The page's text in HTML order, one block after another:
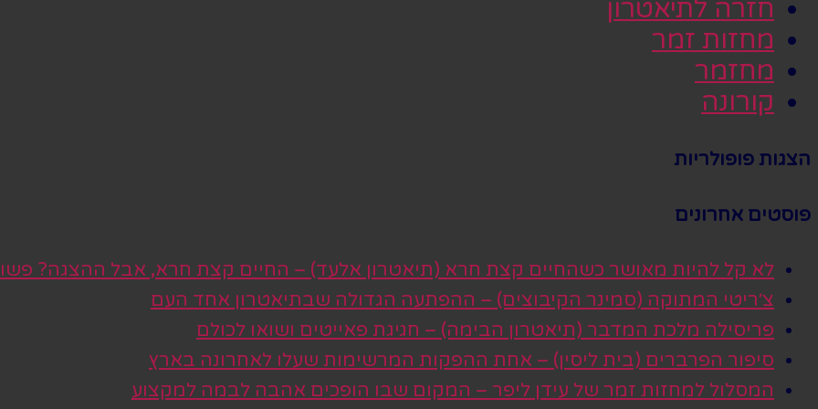
חזרה לתיאטרון
מחזות זמר
מחזמר
קורונה
הצגות פופולריות
פוסטים אחרונים
לא קל להיות מאושר כשהחיים קצת חרא (תיאטרון אלעד) – החיים קצת חרא, אבל ההצגה?
צ׳ריטי המתוקה (סמינר הקיבוצים) – ההפתעה הגדולה שבתיאטרון אחד העם
פריסילה מלכת המדבר (תיאטרון הבימה) – חגיגת פאייטים ושואו לכולם
סיפור הפרברים (בית ליסין) – אחת ההפקות המרשימות שעלו לאחרונה בארץ
המסלול למחזות זמר של עידן ליפר – המקום שבו הופכים אהבה לבמה למקצוע